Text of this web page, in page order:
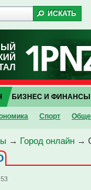
Спорт
БИЗНЕС И ФИНАНСЫ
→ Город онлайн →